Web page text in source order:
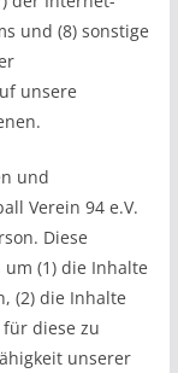
und (8) sonstige
unsere
und
Verein 94 e.V.
Diese
(1) die Inhalte
(2) die Inhalte
diese zu
unserer